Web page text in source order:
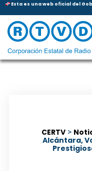
Esta es una web oficial del
CERTV >
Alcántara,